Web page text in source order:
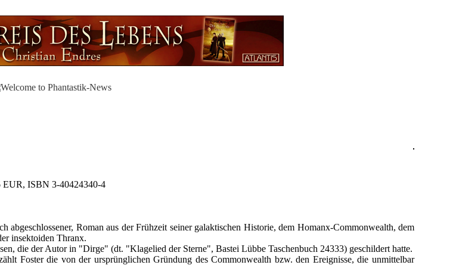
EUR, ISBN 3-40424340-4
abgeschlossener, Roman aus der Frühzeit seiner galaktischen Historie, dem Homanx-Commonwealth, dem
insektoiden Thranx.
die der Autor in "Dirge" (dt. "Klagelied der Sterne", Bastei Lübbe Taschenbuch 24333) geschildert hatte.
Foster die von der ursprünglichen Gründung des Commonwealth bzw. den Ereignisse, die unmittelbar